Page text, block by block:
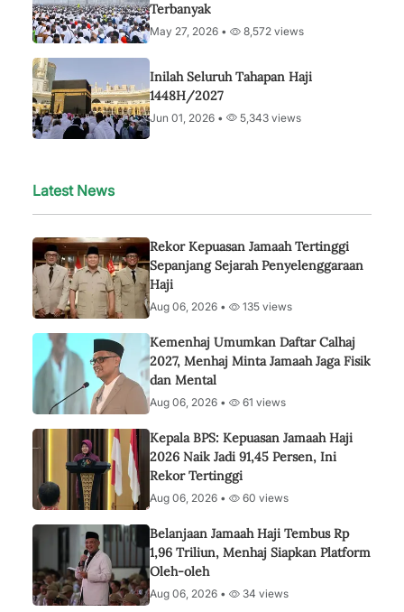
Terbanyak
May 27, 2026 • 8,572 views
Inilah Seluruh Tahapan Haji
1448H/2027
Jun 01, 2026 • 5,343 views
Latest News
Rekor Kepuasan Jamaah Tertinggi
Sepanjang Sejarah Penyelenggaraan
Haji
Aug 06, 2026 • 135 views
Kemenhaj Umumkan Daftar Calhaj
2027, Menhaj Minta Jamaah Jaga Fisik
dan Mental
Aug 06, 2026 • 61 views
Kepala BPS: Kepuasan Jamaah Haji
2026 Naik Jadi 91,45 Persen, Ini
Rekor Tertinggi
Aug 06, 2026 • 60 views
Belanjaan Jamaah Haji Tembus Rp
1,96 Triliun, Menhaj Siapkan Platform
Oleh-oleh
Aug 06, 2026 • 34 views